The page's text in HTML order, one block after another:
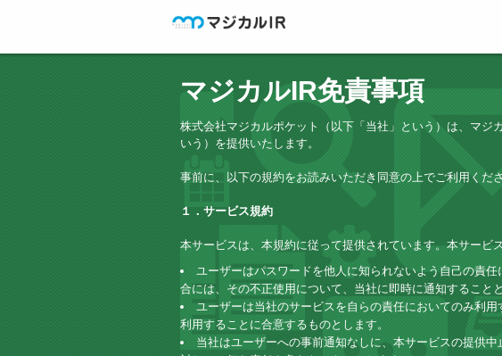
マジカルIR免責事項
株式会社マジカルポケット（以下「当社」という）は、マジ
いう）を提供いたします。
事前に、以下の規約をお読みいただき同意の上でご利用くだ
１．サービス規約
本サービスは、本規約に従って提供されています。本サービ
ユーザーはパスワードを他人に知られないよう自己の責
合には、その不正使用について、当社に即時に通知することと
ユーザーは当社のサービスを自らの責任においてのみ利
利用することに合意するものとします。
当社はユーザーへの事前通知なしに、本サービスの提供